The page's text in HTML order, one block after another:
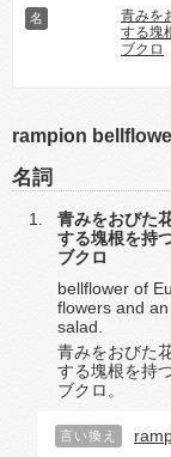
名
青みを
する塊
ブクロ
rampion
名詞
青みをおびた
する塊根を持
ブクロ
bellflower of
flowers and
salad.
青みをおびた
する塊根を持
ブクロ。
言い換え